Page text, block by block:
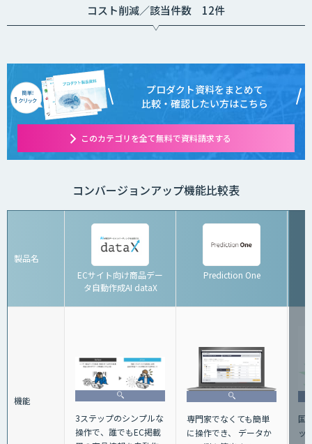
コスト削減／該当件数 12件
プロダクト資料をまとめて
比較・確認したい方はこちら
このカテゴリを全て無料で資料請求する
コンバージョンアップ機能比較表
製品名
ECサイト向け商品デー
タ自動作成AI dataX
Prediction One
機能
3ステップのシンプルな
操作で、誰でもEC掲載
専門家でなくても簡単
に操作でき、 データか
国
ッ